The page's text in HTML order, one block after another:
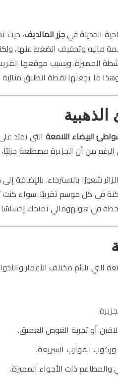
الحديثة فيجزر المالديف، حيث
ماليه وتخفيف الضغط عنها،
المميزة. وبسبب موقعها القريب
ما يجعلها نقطة انطلاق مثالية
البيضاء اللامعة التي تمتد
من أن الجزيرة مصطنعة
شعورًا بالاسترخاء. بالإضافة
في كل موسم تقريبًا. سواء
في هولهومالي تمنحك إحساسًا
التي تلائم مختلف الأعمار
أو تجربة الغوص العميق.
وركوب القوارب السريعة.
ذات الأجواء المميزة.